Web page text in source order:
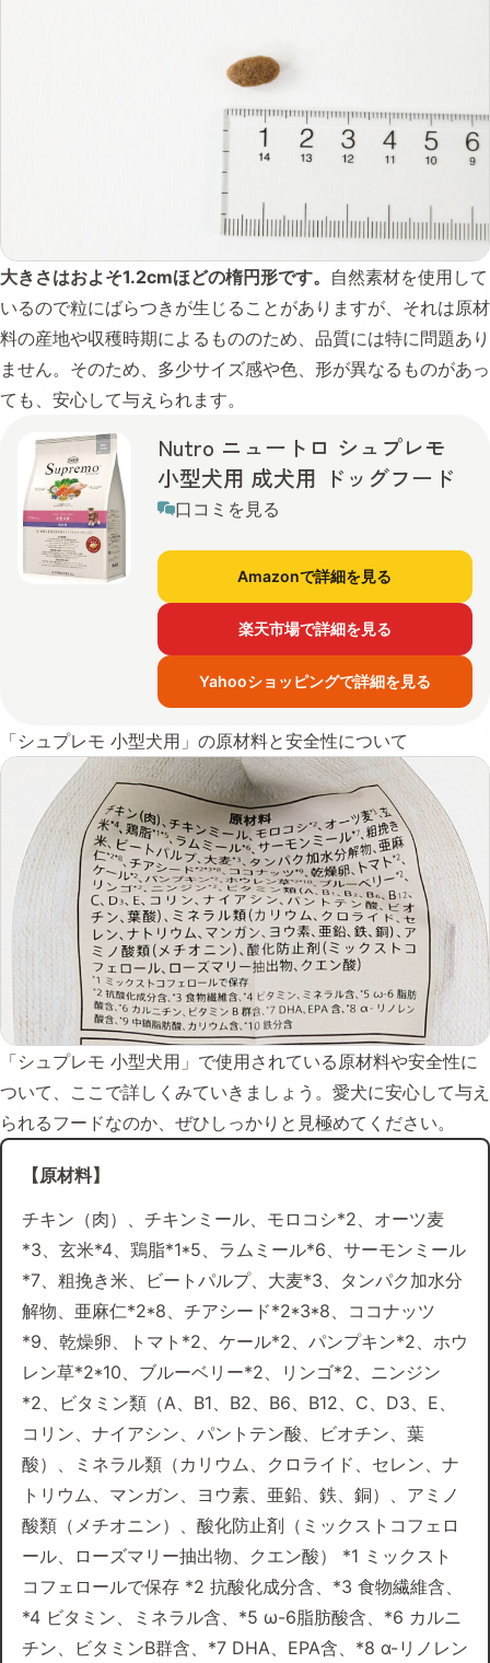
大きさはおよそ1.2cmほどの楕円形です。 自然素材を使用して
いるので粒にばらつきが生じることがありますが、それは原材
料の産地や収穫時期によるもののため、品質には特に問題あり
ません。そのため、多少サイズ感や色、形が異なるものがあっ
ても、安心して与えられます。
Nutro ニュートロ シュプレモ
小型犬用 成犬用 ドッグフード
口コミを見る
Amazonで詳細を見る
楽天市場で詳細を見る
Yahooショッピングで詳細を見る
「シュプレモ 小型犬用」の原材料と安全性について
「シュプレモ 小型犬用」で使用されている原材料や安全性に
ついて、ここで詳しくみていきましょう。愛犬に安心して与え
られるフードなのか、ぜひしっかりと見極めてください。
【原材料】
チキン（肉）、チキンミール、モロコシ*2、オーツ麦
*3、玄米*4、鶏脂*1*5、ラムミール*6、サーモンミール
*7、粗挽き米、ビートパルプ、大麦*3、タンパク加水分
解物、亜麻仁*2*8、チアシード*2*3*8、ココナッツ
*9、乾燥卵、トマト*2、ケール*2、パンプキン*2、ホウ
レン草*2*10、ブルーベリー*2、リンゴ*2、ニンジン
*2、ビタミン類（A、B1、B2、B6、B12、C、D3、E、
コリン、ナイアシン、パントテン酸、ビオチン、葉
酸）、ミネラル類（カリウム、クロライド、セレン、ナ
トリウム、マンガン、ヨウ素、亜鉛、鉄、銅）、アミノ
酸類（メチオニン）、酸化防止剤（ミックストコフェロ
ール、ローズマリー抽出物、クエン酸） *1 ミックスト
コフェロールで保存 *2 抗酸化成分含、*3 食物繊維含、
*4 ビタミン、ミネラル含、*5 ω-6脂肪酸含、*6 カルニ
チン、ビタミンB群含、*7 DHA、EPA含、*8 α-リノレン